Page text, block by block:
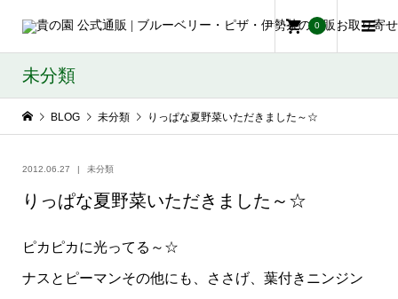
0
未分類
BLOG 未分類 りっぱな夏野菜いただきました～☆
2012.06.27 未分類
りっぱな夏野菜いただきました～☆
ピカピカに光ってる～☆
ナスとピーマンその他にも、ささげ、葉付きニンジン